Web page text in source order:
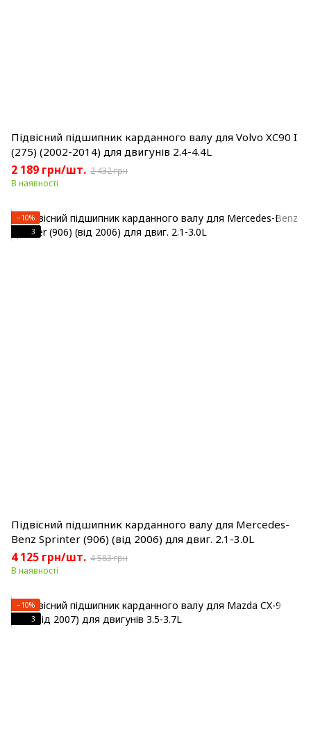
Підвісний підшипник карданного валу для Volvo XC90 I
(275) (2002-2014) для двигунів 2.4-4.4L
2 189 грн/шт. 2 432 грн
В наявності
−10%
3
Підвісний підшипник карданного валу для Mercedes-
Benz Sprinter (906) (від 2006) для двиг. 2.1-3.0L
4 125 грн/шт. 4 583 грн
В наявності
−10%
3